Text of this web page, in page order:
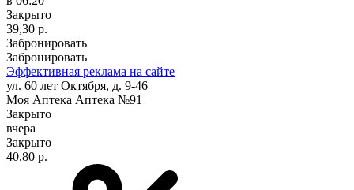
Закрыто
39,30 р.
Забронировать
Забронировать
Эффективная реклама на сайте
ул. 60 лет Октября, д. 9-46
Моя Аптека Аптека №91
Закрыто
вчера
Закрыто
40,80 р.